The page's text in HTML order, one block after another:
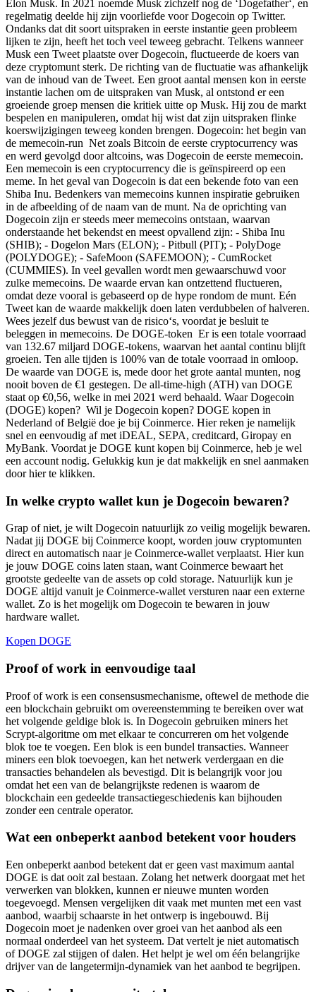
Elon Musk. In 2021 noemde Musk zichzelf nog de ‘Dogefather‘, en
regelmatig deelde hij zijn voorliefde voor Dogecoin op Twitter.
Ondanks dat dit soort uitspraken in eerste instantie geen probleem
lijken te zijn, heeft het toch veel teweeg gebracht. Telkens wanneer
Musk een Tweet plaatste over Dogecoin, fluctueerde de koers van
deze cryptomunt sterk. De richting van de fluctuatie was afhankelijk
van de inhoud van de Tweet. Een groot aantal mensen kon in eerste
instantie lachen om de uitspraken van Musk, al ontstond er een
groeiende groep mensen die kritiek uitte op Musk. Hij zou de markt
bespelen en manipuleren, omdat hij wist dat zijn uitspraken flinke
koerswijzigingen teweeg konden brengen. Dogecoin: het begin van
de memecoin-run Net zoals Bitcoin de eerste cryptocurrency was
en werd gevolgd door altcoins, was Dogecoin de eerste memecoin.
Een memecoin is een cryptocurrency die is geïnspireerd op een
meme. In het geval van Dogecoin is dat een bekende foto van een
Shiba Inu. Bedenkers van memecoins kunnen inspiratie gebruiken
in de afbeelding of de naam van de munt. Na de oprichting van
Dogecoin zijn er steeds meer memecoins ontstaan, waarvan
onderstaande het bekendst en meest opvallend zijn: - Shiba Inu
(SHIB); - Dogelon Mars (ELON); - Pitbull (PIT); - PolyDoge
(POLYDOGE); - SafeMoon (SAFEMOON); - CumRocket
(CUMMIES). In veel gevallen wordt men gewaarschuwd voor
zulke memecoins. De waarde ervan kan ontzettend fluctueren,
omdat deze vooral is gebaseerd op de hype rondom de munt. Eén
Tweet kan de waarde makkelijk doen laten verdubbelen of halveren.
Wees jezelf dus bewust van de risico‘s, voordat je besluit te
beleggen in memecoins. De DOGE-token Er is een totale voorraad
van 132.67 miljard DOGE-tokens, waarvan het aantal continu blijft
groeien. Ten alle tijden is 100% van de totale voorraad in omloop.
De waarde van DOGE is, mede door het grote aantal munten, nog
nooit boven de €1 gestegen. De all-time-high (ATH) van DOGE
staat op €0,56, welke in mei 2021 werd behaald. Waar Dogecoin
(DOGE) kopen? Wil je Dogecoin kopen? DOGE kopen in
Nederland of België doe je bij Coinmerce. Hier reken je namelijk
snel en eenvoudig af met iDEAL, SEPA, creditcard, Giropay en
MyBank. Voordat je DOGE kunt kopen bij Coinmerce, heb je wel
een account nodig. Gelukkig kun je dat makkelijk en snel aanmaken
door hier te klikken.
In welke crypto wallet kun je Dogecoin bewaren?
Grap of niet, je wilt Dogecoin natuurlijk zo veilig mogelijk bewaren.
Nadat jij DOGE bij Coinmerce koopt, worden jouw cryptomunten
direct en automatisch naar je Coinmerce-wallet verplaatst. Hier kun
je jouw DOGE coins laten staan, want Coinmerce bewaart het
grootste gedeelte van de assets op cold storage. Natuurlijk kun je
DOGE altijd vanuit je Coinmerce-wallet versturen naar een externe
wallet. Zo is het mogelijk om Dogecoin te bewaren in jouw
hardware wallet.
Kopen DOGE
Proof of work in eenvoudige taal
Proof of work is een consensusmechanisme, oftewel de methode die
een blockchain gebruikt om overeenstemming te bereiken over wat
het volgende geldige blok is. In Dogecoin gebruiken miners het
Scrypt-algoritme om met elkaar te concurreren om het volgende
blok toe te voegen. Een blok is een bundel transacties. Wanneer
miners een blok toevoegen, kan het netwerk verdergaan en die
transacties behandelen als bevestigd. Dit is belangrijk voor jou
omdat het een van de belangrijkste redenen is waarom de
blockchain een gedeelde transactiegeschiedenis kan bijhouden
zonder een centrale operator.
Wat een onbeperkt aanbod betekent voor houders
Een onbeperkt aanbod betekent dat er geen vast maximum aantal
DOGE is dat ooit zal bestaan. Zolang het netwerk doorgaat met het
verwerken van blokken, kunnen er nieuwe munten worden
toegevoegd. Mensen vergelijken dit vaak met munten met een vast
aanbod, waarbij schaarste in het ontwerp is ingebouwd. Bij
Dogecoin moet je nadenken over groei van het aanbod als een
normaal onderdeel van het systeem. Dat vertelt je niet automatisch
of DOGE zal stijgen of dalen. Het helpt je wel om één belangrijke
drijver van de langetermijn-dynamiek van het aanbod te begrijpen.